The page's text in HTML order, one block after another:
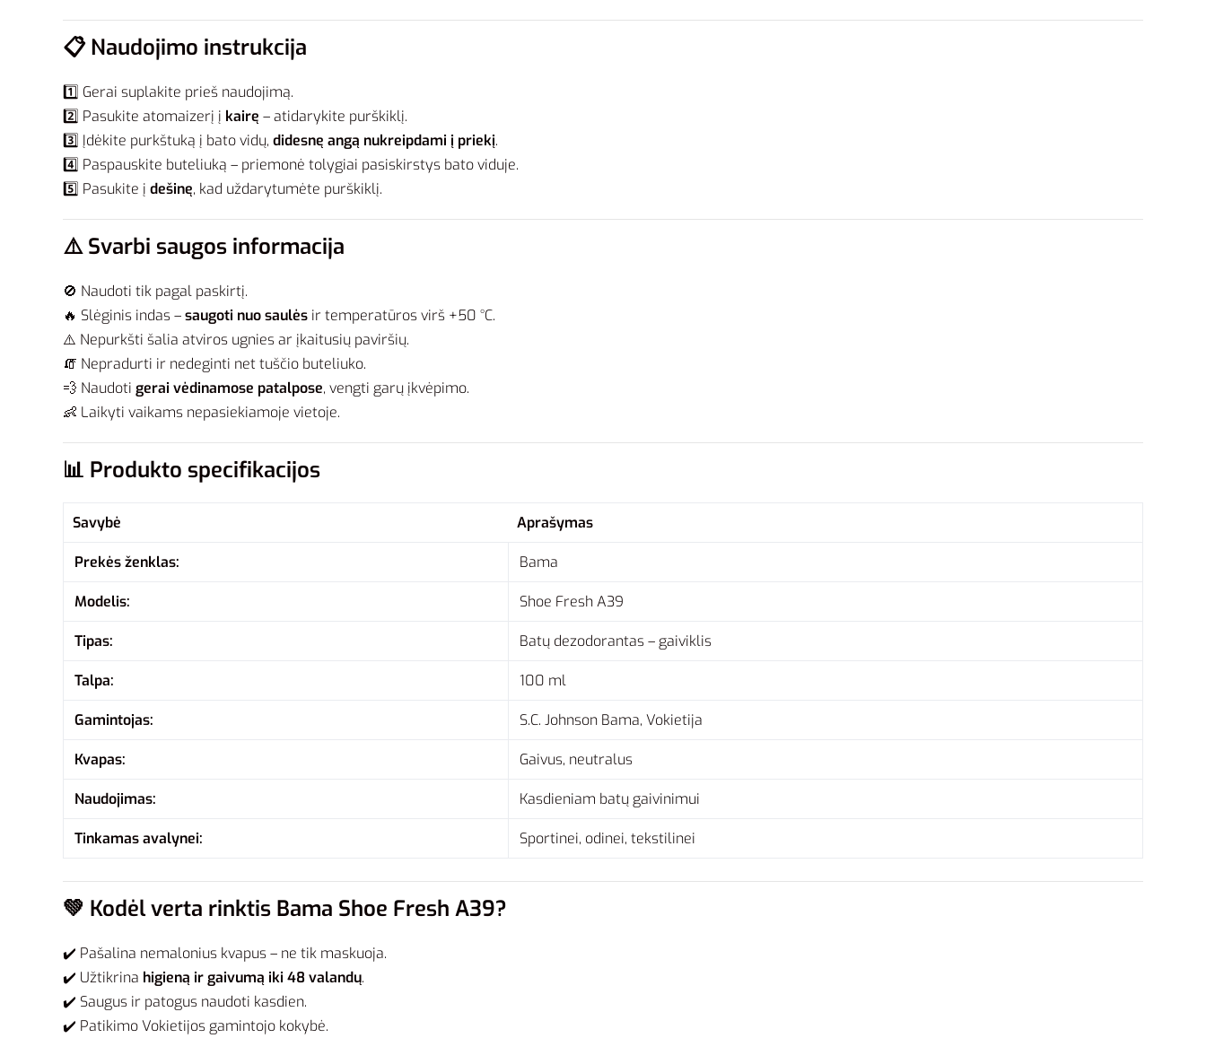
📋Naudojimo instrukcija
1️⃣ Gerai suplakite prieš naudojimą.
2️⃣ Pasukite atomaizerį į kairę – atidarykite purškiklį.
3️⃣ Įdėkite purkštuką į bato vidų, didesnę angą nukreipdami į priekį.
4️⃣ Paspauskite buteliuką – priemonė tolygiai pasiskirstys bato viduje.
5️⃣ Pasukite į dešinę, kad uždarytumėte purškiklį.
⚠️Svarbi saugos informacija
🚫 Naudoti tik pagal paskirtį.
🔥 Slėginis indas –saugoti nuo saulės ir temperatūros virš +50 °C.
⚠️ Nepurkšti šalia atviros ugnies ar įkaitusių paviršių.
🧯 Nepradurti ir nedeginti net tuščio buteliuko.
💨 Naudoti gerai vėdinamose patalpose, vengti garų įkvėpimo.
👶 Laikyti vaikams nepasiekiamoje vietoje.
📊 Produkto specifikacijos
Savybė Aprašymas
Prekės ženklas: Bama
Modelis: Shoe Fresh A39
Tipas: Batų dezodorantas – gaiviklis
Talpa: 100 ml
Gamintojas: S.C. Johnson Bama, Vokietija
Kvapas: Gaivus, neutralus
Naudojimas: Kasdieniam batų gaivinimui
Tinkamas avalynei: Sportinei, odinei, tekstilinei
💚 Kodėl verta rinktis Bama Shoe Fresh A39?
✔️ Pašalina nemalonius kvapus – ne tik maskuoja.
✔️ Užtikrina higieną ir gaivumą iki 48 valandų.
✔️ Saugus ir patogus naudoti kasdien.
✔️ Patikimo Vokietijos gamintojo kokybė.